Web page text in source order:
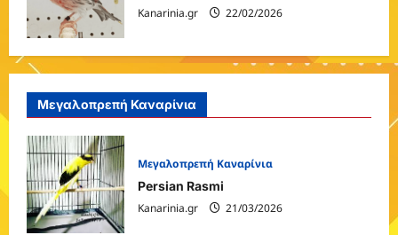
Kanarinia.gr
22/02/2026
Μεγαλοπρεπή Καναρίνια
Μεγαλοπρεπή Καναρίνια
Persian Rasmi
Kanarinia.gr
21/03/2026